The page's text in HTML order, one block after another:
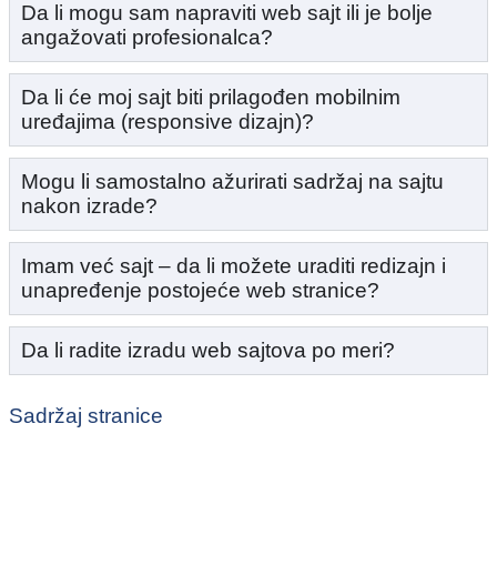
Da li mogu sam napraviti web sajt ili je bolje
angažovati profesionalca?
Da li će moj sajt biti prilagođen mobilnim
uređajima (responsive dizajn)?
Mogu li samostalno ažurirati sadržaj na sajtu
nakon izrade?
Imam već sajt – da li možete uraditi redizajn i
unapređenje postojeće web stranice?
Da li radite izradu web sajtova po meri?
Sadržaj stranice